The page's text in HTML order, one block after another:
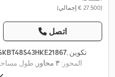
(‏27.500 € إجمالي)
اتصل
, تكوين
المحور:٣ محاور , طول
, ارتفاع مساحة